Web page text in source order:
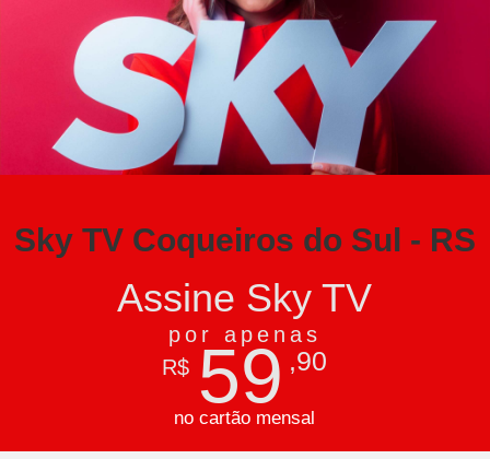
Sky TV Coqueiros do Sul - RS
Assine Sky TV
por apenas
R$ 59 ,90
no cartão mensal